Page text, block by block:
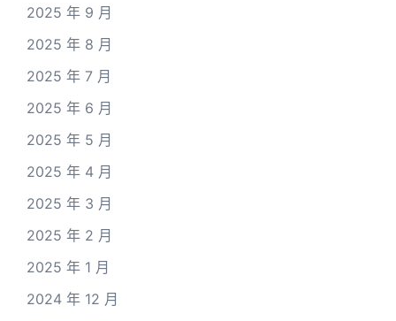
2025 年 9 月
2025 年 8 月
2025 年 7 月
2025 年 6 月
2025 年 5 月
2025 年 4 月
2025 年 3 月
2025 年 2 月
2025 年 1 月
2024 年 12 月